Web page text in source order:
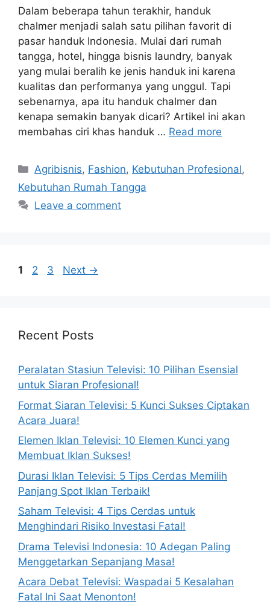
Dalam beberapa tahun terakhir, handuk
chalmer menjadi salah satu pilihan favorit di
pasar handuk Indonesia. Mulai dari rumah
tangga, hotel, hingga bisnis laundry, banyak
yang mulai beralih ke jenis handuk ini karena
kualitas dan performanya yang unggul. Tapi
sebenarnya, apa itu handuk chalmer dan
kenapa semakin banyak dicari? Artikel ini akan
membahas ciri khas handuk … Read more
Categories
Agribisnis, Fashion, Kebutuhan Profesional,
Kebutuhan Rumah Tangga
Leave a comment
Page
1 Page
2 Page
3 Next →
Recent Posts
Peralatan Stasiun Televisi: 10 Pilihan Esensial
untuk Siaran Profesional!
Format Siaran Televisi: 5 Kunci Sukses Ciptakan
Acara Juara!
Elemen Iklan Televisi: 10 Elemen Kunci yang
Membuat Iklan Sukses!
Durasi Iklan Televisi: 5 Tips Cerdas Memilih
Panjang Spot Iklan Terbaik!
Saham Televisi: 4 Tips Cerdas untuk
Menghindari Risiko Investasi Fatal!
Drama Televisi Indonesia: 10 Adegan Paling
Menggetarkan Sepanjang Masa!
Acara Debat Televisi: Waspadai 5 Kesalahan
Fatal Ini Saat Menonton!